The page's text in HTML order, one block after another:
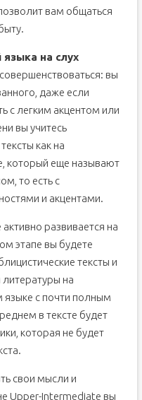
вам общаться
на слух
вы
даже если
с легким акцентом или
вы учитесь
как на
который еще называют
то есть с
и акцентами.
развивается на
этапе вы будете
тексты и
на
языке с почти полным
в тексте будет
которая не будет
свои мысли и
Upper-Intermediate вы